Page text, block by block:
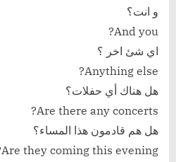
و انت؟
And you?
اي شئ اخر ؟
Anything else?
هل هناك أي حفلات؟
Are there any concerts?
هل هم قادمون هذا المساء؟
Are they coming this evening?